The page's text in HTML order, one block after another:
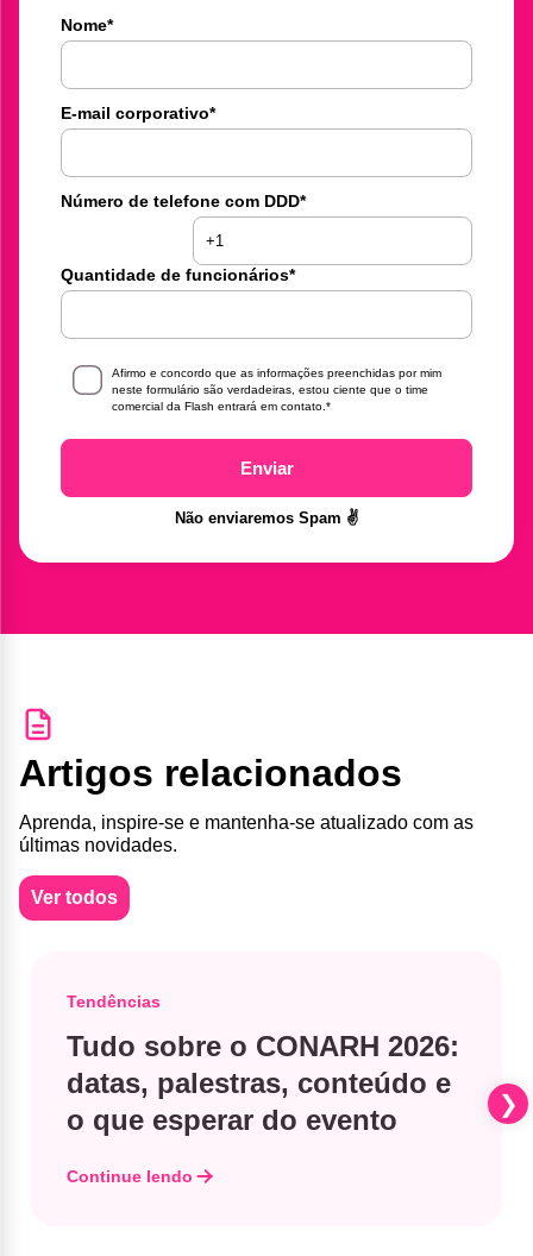
Nome*
E-mail corporativo*
Número de telefone com DDD*
Quantidade de funcionários*
Afirmo e concordo que as informações preenchidas por mim
neste formulário são verdadeiras, estou ciente que o time
comercial da Flash entrará em contato. *
Enviar
Não enviaremos Spam ✌️
Artigos relacionados
Aprenda, inspire-se e mantenha-se atualizado com as
últimas novidades.
Ver todos
Tendências
Tudo sobre o CONARH 2026:
datas, palestras, conteúdo e
o que esperar do evento
Continue lendo